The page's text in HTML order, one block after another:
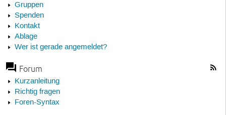
Gruppen
Spenden
Kontakt
Ablage
Wer ist gerade angemeldet?
Forum
Kurzanleitung
Richtig fragen
Foren-Syntax